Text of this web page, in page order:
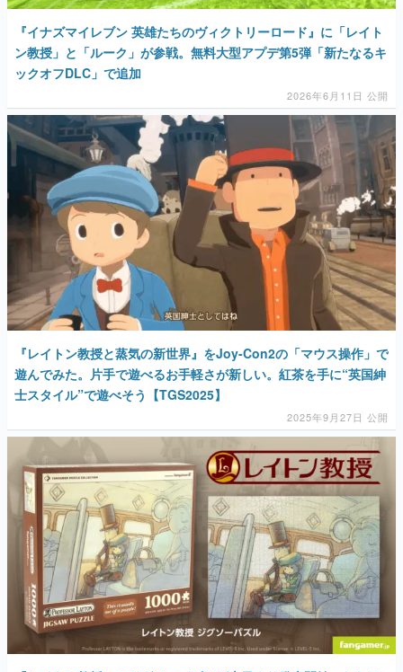
ゲームが変えた日本語
「経験値」「裏技」「ラスボス」… ゲームにまつわる言葉
の起源や用法の変遷を、コンピューター文化史研究家・タ
イニーP氏が徹底調査。
カテゴリ
特集記事
マンガ
女性向け
アプリレビュー
その他
電ファミニコゲーマーとは？
運営：株式会社マレ
『イナズマイレブン 英雄たちのヴィクトリーロード』に「レイト
ン教授」と「ルーク」が参戦。無料大型アプデ第5弾「新たなるキ
ックオフDLC」で追加
2026年6月11日 公開
『レイトン教授と蒸気の新世界』をJoy-Con2の「マウス操作」で
遊んでみた。片手で遊べるお手軽さが新しい。紅茶を手に“英国紳
士スタイル”で遊べそう【TGS2025】
2025年9月27日 公開